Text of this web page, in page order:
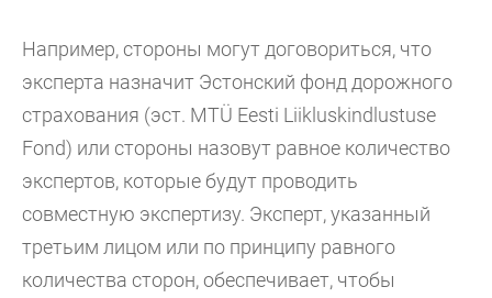
Например, стороны могут договориться, что
эксперта назначит Эстонский фонд дорожного
страхования (эст. MTÜ Eesti Liikluskindlustuse
Fond) или стороны назовут равное количество
экспертов, которые будут проводить
совместную экспертизу. Эксперт, указанный
третьим лицом или по принципу равного
количества сторон, обеспечивает, чтобы